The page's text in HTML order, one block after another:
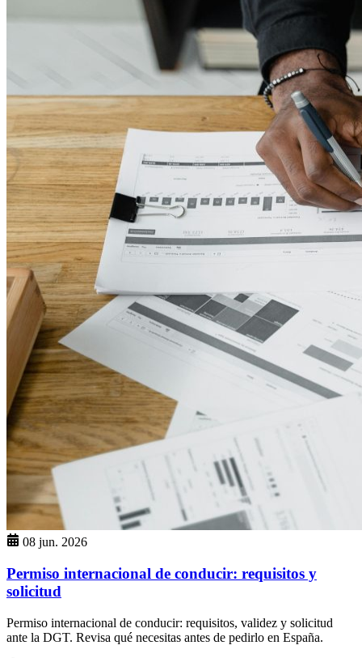
08 jun. 2026
Permiso internacional de conducir: requisitos y
solicitud
Permiso internacional de conducir: requisitos, validez y solicitud
ante la DGT. Revisa qué necesitas antes de pedirlo en España.